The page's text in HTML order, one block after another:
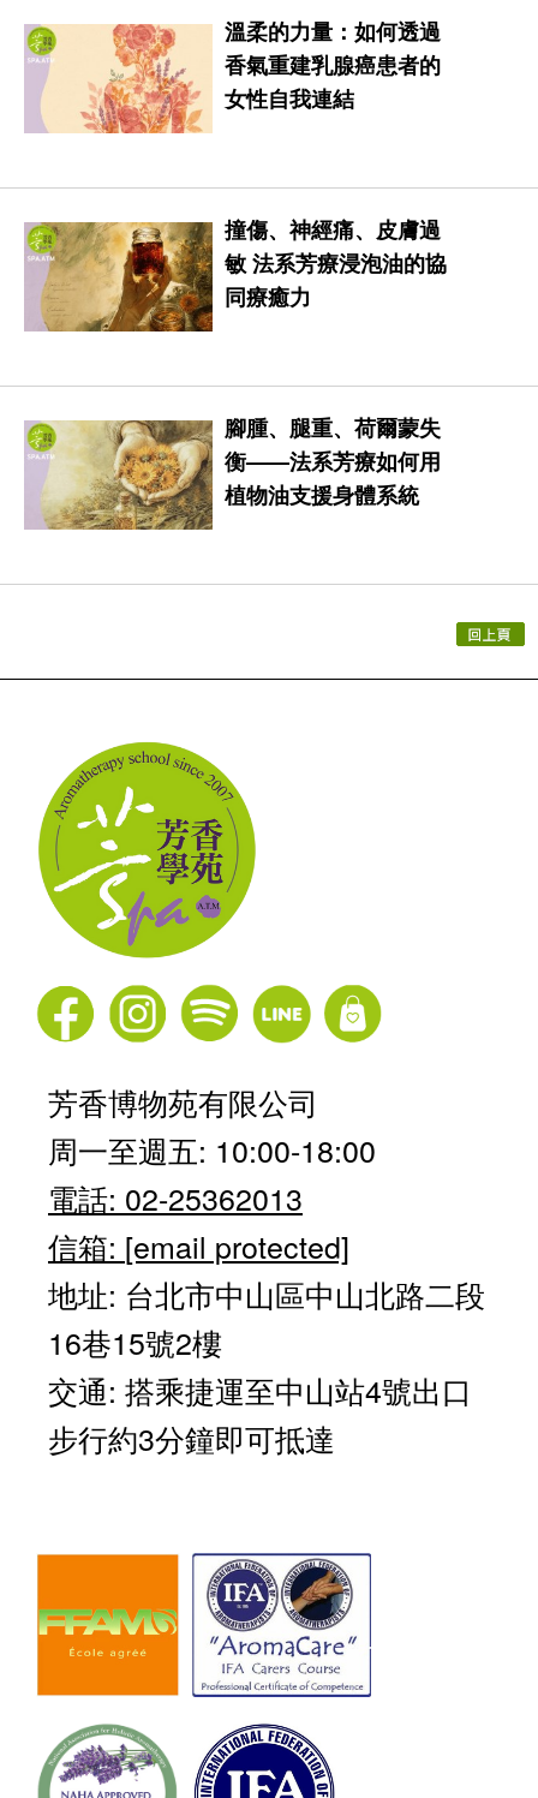
溫柔的力量：如何透過
香氣重建乳腺癌患者的
女性自我連結
撞傷、神經痛、皮膚過
敏 法系芳療浸泡油的協
同療癒力
腳腫、腿重、荷爾蒙失
衡——法系芳療如何用
植物油支援身體系統
芳香博物苑有限公司
周一至週五: 10:00-18:00
電話: 02-25362013
信箱: [email protected]
地址: 台北市中山區中山北路二段
16巷15號2樓
交通: 搭乘捷運至中山站4號出口
步行約3分鐘即可抵達